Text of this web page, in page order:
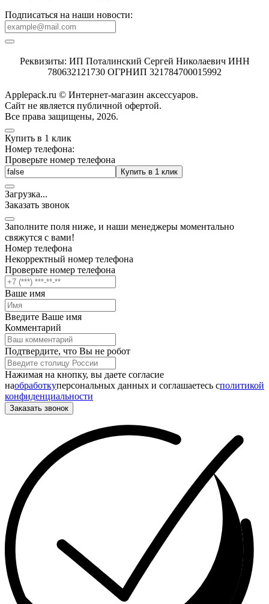
Подписаться на наши новости:
Реквизиты: ИП Поталинский Сергей Николаевич ИНН
780632121730 ОГРНИП 321784700015992
Applepack.ru © Интернет-магазин аксессуаров.
Cайт не является публичной офертой.
Все права защищены, 2026.
Купить в 1 клик
Номер телефона:
Проверьте номер телефона
Купить в 1 клик
Загрузка...
Заказать звонок
Заполните поля ниже, и наши менеджеры моментально
свяжутся с вами!
Номер телефона
Некорректный номер телефона
Проверьте номер телефона
Ваше имя
Введите Ваше имя
Комментарий
Подтвердите, что Вы не робот
Нажимая на кнопку, вы даете согласие
наобработкуперсональных данных и соглашаетесь cполитикой
конфиденциальности
Заказать звонок